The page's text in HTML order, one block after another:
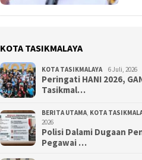
KOTA TASIKMALAYA
KOTA TASIKMALAYA 6 Juli, 2026
Peringati HANI 2026,
Tasikmal…
BERITA UTAMA KOTA
2026
Polisi Dalami Dugaan
Pegawai …